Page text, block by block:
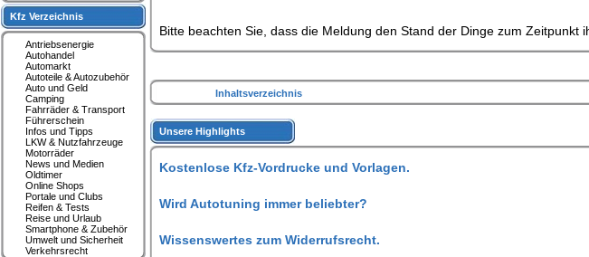
Bitte beachten Sie, dass die Meldung den Stand der Dinge zum Zeitpunkt
Inhaltsverzeichnis
Unsere Highlights
Kostenlose Kfz-Vordrucke und Vorlagen.
Wird Autotuning immer beliebter?
Wissenswertes zum Widerrufsrecht.
Kfz Verzeichnis
Antriebsenergie
Autohandel
Automarkt
Autoteile & Autozubehör
Auto und Geld
Camping
Fahrräder & Transport
Führerschein
Infos und Tipps
LKW & Nutzfahrzeuge
Motorräder
News und Medien
Oldtimer
Online Shops
Portale und Clubs
Reifen & Tests
Reise und Urlaub
Smartphone & Zubehör
Umwelt und Sicherheit
Verkehrsrecht